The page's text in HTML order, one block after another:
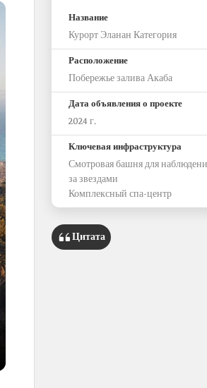
Название
Курорт Эланан Категория
Расположение
Побережье залива Акаба
Дата объявления о проекте
2024 г.
Ключевая инфраструктура
Смотровая башня для
за звездами
Комплексный спа-центр
Цитата